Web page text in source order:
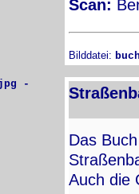
Scan:
Bilddatei:
Das
Auch die